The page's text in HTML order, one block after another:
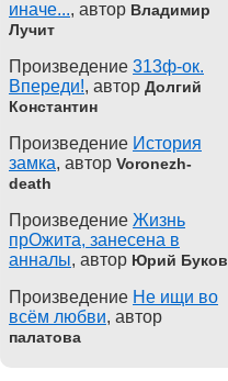
иначе..., автор Владимир
Лучит
Произведение 313ф-ок.
Впереди!, автор Долгий
Константин
Произведение История
замка, автор Voronezh-
death
Произведение Жизнь
прОжита, занесена в
анналы, автор Юрий Буков
Произведение Не ищи во
всём любви, автор
палатова